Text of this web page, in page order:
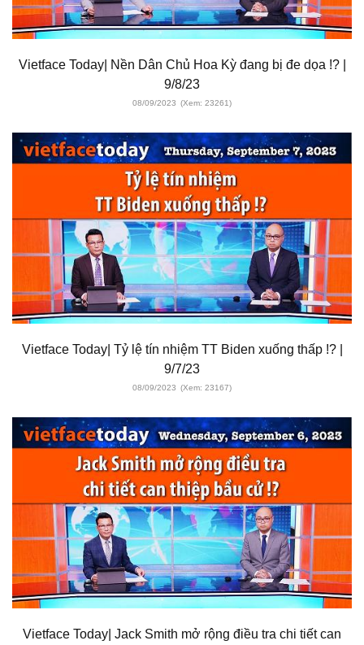
Vietface Today| Nền Dân Chủ Hoa Kỳ đang bị đe dọa !? |
9/8/23
08/09/2023 (Xem: 23261)
Vietface Today| Tỷ lệ tín nhiệm TT Biden xuống thấp !? |
9/7/23
08/09/2023 (Xem: 23167)
Vietface Today| Jack Smith mở rộng điều tra chi tiết can